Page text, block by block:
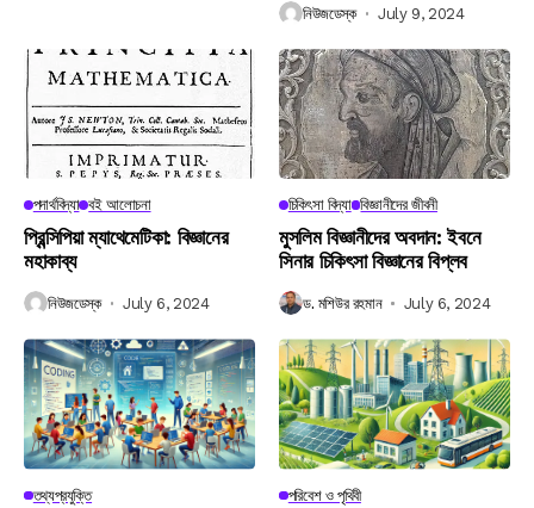
নিউজডেস্ক July 9, 2024
পদার্থবিদ্যা বই আলোচনা
প্রিন্সিপিয়া ম্যাথেমেটিকা: বিজ্ঞানের
মহাকাব্য
নিউজডেস্ক July 6, 2024
চিকিৎসা বিদ্যা বিজ্ঞানীদের জীবনী
মুসলিম বিজ্ঞানীদের অবদান: ইবনে
সিনার চিকিৎসা বিজ্ঞানের বিপ্লব
ড. মশিউর রহমান July 6, 2024
তথ্যপ্রযুক্তি পরিবেশ ও পৃথিবী